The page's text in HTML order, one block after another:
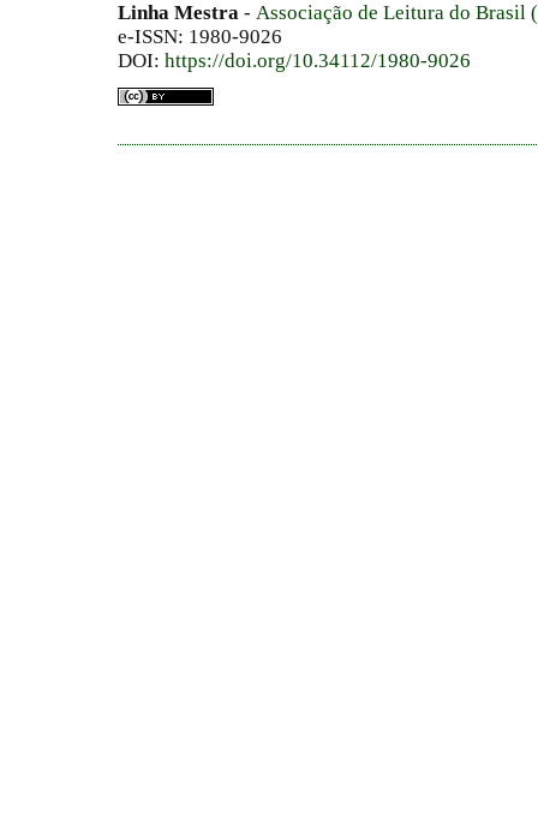
Linha Mestra - Associação de Leitura do Brasil
e-ISSN: 1980-9026
DOI: https://doi.org/10.34112/1980-9026